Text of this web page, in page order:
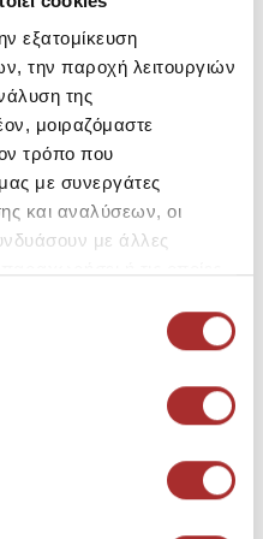
εξατομίκευση
την παροχή λειτουργιών
της
μοιραζόμαστε
τρόπο που
με συνεργάτες
και αναλύσεων, οι
με άλλες
Με Κουκούλα από την
το καθημερινό σας
12285796